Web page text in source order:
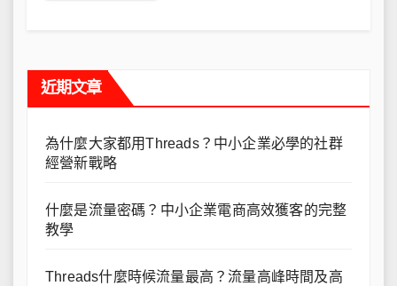
近期文章
為什麼大家都用Threads？中小企業必學的社群
經營新戰略
什麼是流量密碼？中小企業電商高效獲客的完整
教學
Threads什麼時候流量最高？流量高峰時間及高